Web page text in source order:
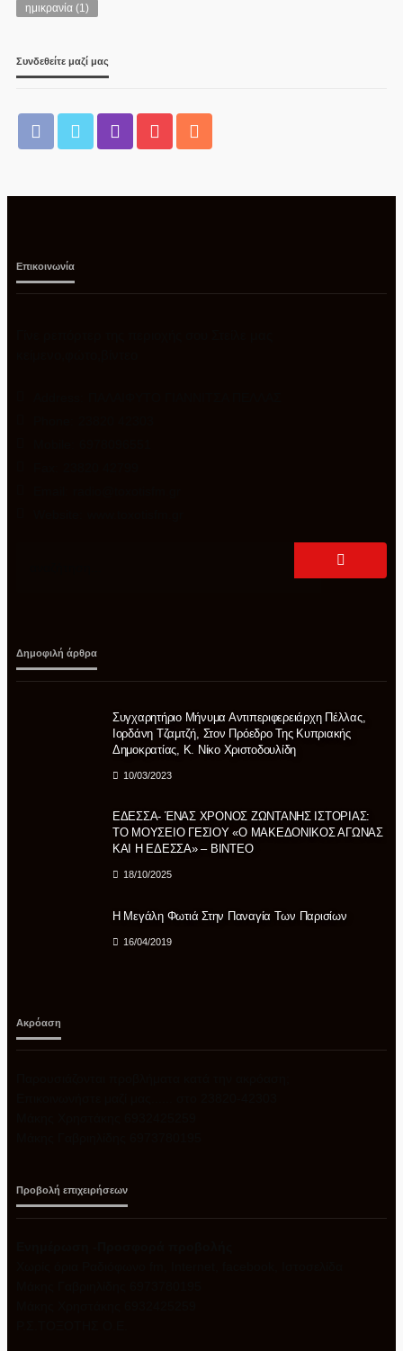
ημικρανία (1)
Συνδεθείτε μαζί μας
Επικοινωνία
Δημοφιλή άρθρα
Συγχαρητήριο Μήνυμα Αντιπεριφερειάρχη Πέλλας,
Ιορδάνη Τζαμτζή, Στον Πρόεδρο Της Κυπριακής
Δημοκρατίας, Κ. Νίκο Χριστοδουλίδη
10/03/2023
ΕΔΕΣΣΑ- ΈΝΑΣ ΧΡΟΝΟΣ ΖΩΝΤΑΝΗΣ ΙΣΤΟΡΙΑΣ:
ΤΟ ΜΟΥΣΕΙΟ ΓΕΣΙΟΥ «Ο ΜΑΚΕΔΟΝΙΚΟΣ ΑΓΩΝΑΣ
ΚΑΙ Η ΕΔΕΣΣΑ» – ΒΙΝΤΕΟ
18/10/2025
Η Μεγάλη Φωτιά Στην Παναγία Των Παρισίων
16/04/2019
Ακρόαση
Προβολή επιχειρήσεων